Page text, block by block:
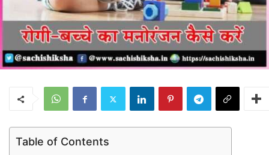
Table of Contents